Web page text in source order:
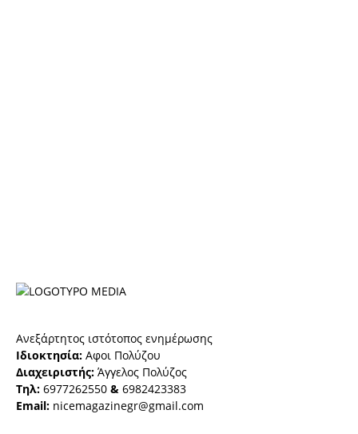
Ανεξάρτητος ιστότοπος ενημέρωσης
Ιδιοκτησία: Αφοι Πολύζου
Διαχειριστής: Άγγελος Πολύζος
Τηλ: 6977262550 & 6982423383
Email: nicemagazinegr@gmail.com